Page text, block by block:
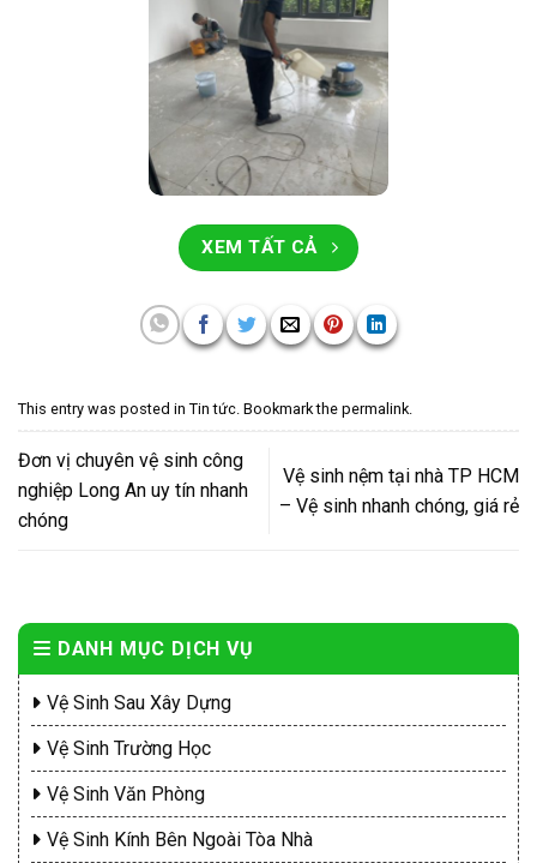
XEM TẤT CẢ
This entry was posted in Tin tức . Bookmark the permalink
Đơn vị chuyên vệ sinh công
nghiệp Long An uy tín nhanh
chóng
Vệ sinh nệm tại nhà TP HCM
– Vệ sinh nhanh chóng, giá rẻ
DANH MỤC DỊCH VỤ
Vệ Sinh Sau Xây Dựng
Vệ Sinh Trường Học
Vệ Sinh Văn Phòng
Vệ Sinh Kính Bên Ngoài Tòa Nhà